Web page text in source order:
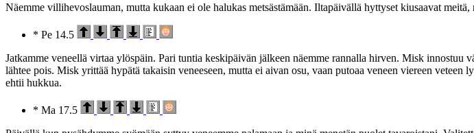
Näemme villihevoslauman, mutta kukaan ei ole halukas metsästämään. Iltapäivällä hyttyset kiusaavat
* Pe 14.5
Jatkamme veneellä virtaa ylöspäin. Pari tuntia keskipäivän jälkeen näemme rannalla hirven. Misk
lähtee pois. Misk yrittää hypätä takaisin veneeseen, mutta ei aivan osu, vaan putoaa veneen viereen
ehtii hukkua.
* Ma 17.5